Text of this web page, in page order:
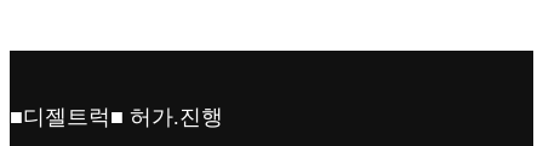
■디젤트럭■ 허가.진행